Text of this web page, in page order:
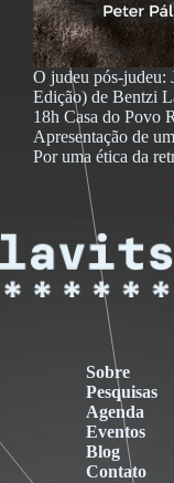
O judeu pós-judeu:
Edição) de Bentzi
18h Casa do Povo
Apresentação de
Por uma ética da
Sobre
Pesquisas
Agenda
Eventos
Blog
Contato